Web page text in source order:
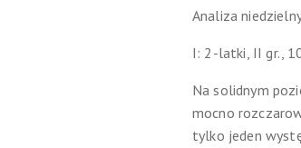
Analiza
I: 2-latki, II gr.,
Na solidnym
mocno
tylko jeden